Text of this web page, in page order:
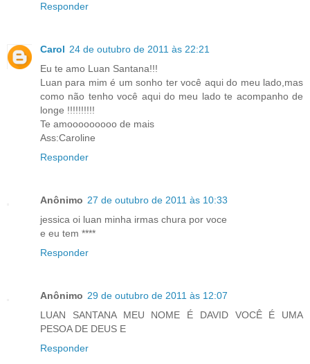
Responder
Carol 24 de outubro de 2011 às 22:21
Eu te amo Luan Santana!!!
Luan para mim é um sonho ter você aqui do meu lado,mas
como não tenho você aqui do meu lado te acompanho de
longe !!!!!!!!!!
Te amooooooooo de mais
Ass:Caroline
Responder
Anônimo 27 de outubro de 2011 às 10:33
jessica oi luan minha irmas chura por voce
e eu tem ****
Responder
Anônimo 29 de outubro de 2011 às 12:07
LUAN SANTANA MEU NOME É DAVID VOCÊ É UMA
PESOA DE DEUS E
Responder